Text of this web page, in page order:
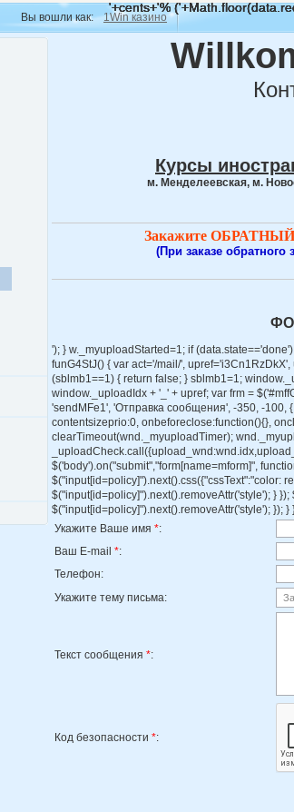
Вы вошли как: 1Win казино
Курсы
м. Менделеевская, м.
Закажите ОБРАТНЫЙ
(При заказе
'+cents+'%
'); } w._myuploadStarted=1; if
funG4StJ() { var act='/mail/',
(sblmb1==1) { return false; } sblmb1=1;
window._uploadIdx + '_' + upref; var frm =
'sendMFe1', 'Отправка сообщения', -350, -100,
contentsizeprio:0, onbeforeclose:function(){},
clearTimeout(wnd._myuploadTimer);
$('body').on("submit","form[name=mform]",
$("input[id=policy]").next().css({"cssText":"color:
$("input[id=policy]").next().removeAttr('style'); }
$("input[id=policy]").next().removeAttr('style'); }); }
Укажите Ваше имя *:
Ваш E-mail *:
Телефон:
Укажите тему письма:
Текст сообщения *:
Код безопасности *:
'+cents+'%
'+cents+'%
'+cents+'%
'+cents+'%